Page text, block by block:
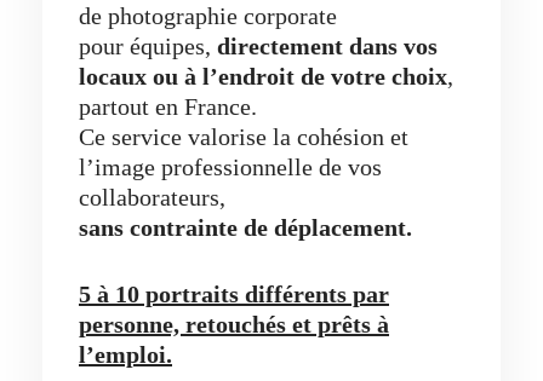
de photographie corporate
pour équipes, directement dans vos
locaux ou à l’endroit de votre choix,
partout en France.
Ce service valorise la cohésion et
l’image professionnelle de vos
collaborateurs,
sans contrainte de déplacement.
5 à 10 portraits différents par
personne, retouchés et prêts à
l’emploi.